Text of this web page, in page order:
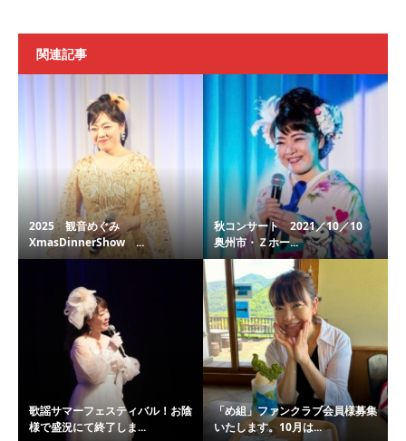
関連記事
2025 観音めぐみ
XmasDinnerShow ...
秋コンサート 2021／10／10
奥州市・Ｚホー...
歌謡サマーフェスティバル！お陰
様で盛況にて終了しま...
「め組」ファンクラブ会員様募集
いたします。10月は...